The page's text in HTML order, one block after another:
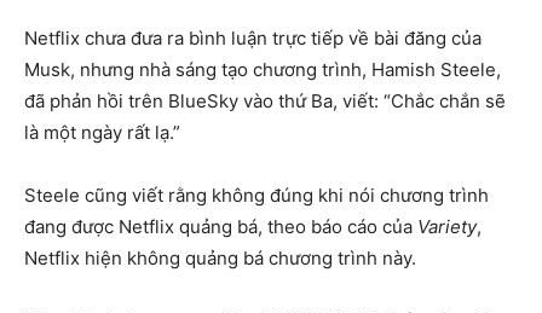
Netflix chưa đưa ra bình luận trực tiếp về bài đăng của
Musk, nhưng nhà sáng tạo chương trình, Hamish Steele,
đã phản hồi trên BlueSky vào thứ Ba, viết: “Chắc chắn sẽ
là một ngày rất lạ.”
Steele cũng viết rằng không đúng khi nói chương trình
đang được Netflix quảng bá, theo báo cáo của Variety,
Netflix hiện không quảng bá chương trình này.